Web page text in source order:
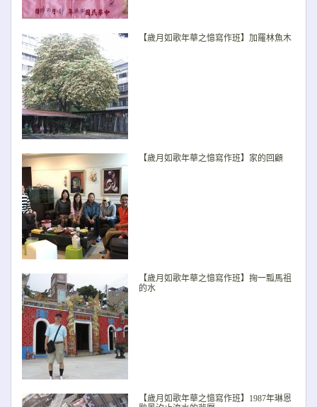
【歲月如歌年華之憶寫作班】加羅林魚木
【歲月如歌年華之憶寫作班】家的回顧
【歲月如歌年華之憶寫作班】掬一瓢馬祖
的水
【歲月如歌年華之憶寫作班】1987年琳恩